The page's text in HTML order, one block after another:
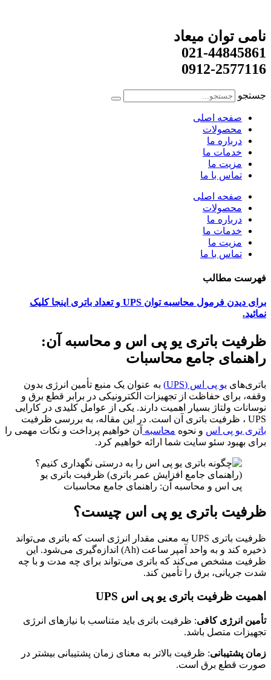
نامی توان میعاد
021-44845861
0912-2577116
جستجو
صفحه اصلی
محصولات
درباره ما
خدمات ما
مزیت ما
تماس با ما
صفحه اصلی
محصولات
درباره ما
خدمات ما
مزیت ما
تماس با ما
فهرست مطالب
برای دیدن فرمول محاسبه توان UPS و تعداد باتری اینجا کلیک
نمائید.
ظرفیت باتری یو پی اس و محاسبه آن:
راهنمای جامع محاسبات
باتری‌های یو پی اس (UPS)
به عنوان یک منبع تأمین انرژی بدون
وقفه، برای حفاظت از تجهیزات الکترونیکی در برابر قطع برق و
نوسانات ولتاژ بسیار اهمیت دارند. یکی از عوامل کلیدی در کارایی
UPS ، ظرفیت باتری آن است. در این مقاله، به بررسی ظرفیت
باتری یو پی اس و نحوه محاسبه آن خواهیم پرداخت و نکات مهمی را
برای بهبود سئو سایت شما ارائه خواهیم کرد.
ظرفیت باتری یو پی اس چیست؟
ظرفیت باتری UPS به معنی مقدار انرژی است که باتری می‌تواند
ذخیره کند و به واحد آمپر ساعت (Ah) اندازه‌گیری می‌شود. این
ظرفیت مشخص می‌کند که باتری می‌تواند برای چه مدت و با چه
شدت جریانی، برق را تأمین کند.
اهمیت ظرفیت باتری یو پی اس UPS
تأمین انرژی کافی: ظرفیت باتری باید متناسب با نیازهای انرژی
تجهیزات متصل باشد.
زمان پشتیبانی: ظرفیت بالاتر به معنای زمان پشتیبانی بیشتر در
صورت قطع برق است.